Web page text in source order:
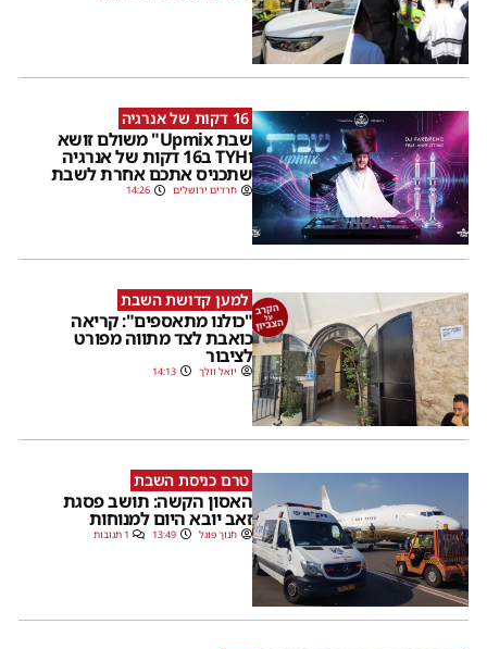
16 דקות של אנרגיה
שבת Upmix" משולם זושא
וTYH ב16 דקות של אנרגיה
שתכניס אתכם אחרת לשבת
חרדים ירושלים 14:26
למען קדושת השבת
"כולנו מתאספים": קריאה
כואבת לצד מתווה מפורט
לציבור
יואל וולך 14:13
טרם כניסת השבת
האסון הקשה: תושב פסגת
זאב יובא היום למנוחות
חנוך פוגל 13:49 1 תגובות